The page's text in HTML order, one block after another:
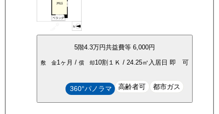
5階4.3万円共益費等6,000円
敷 金1ヶ月 /償 却10割 １Ｋ /24.25㎡ 入居日 即 可
360°パノラマ 高齢者可 都市ガス